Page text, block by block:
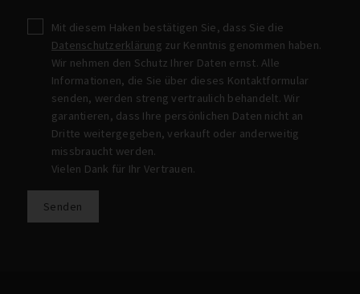
Mit diesem Haken bestätigen Sie, dass Sie die
Datenschutzerklärung zur Kenntnis genommen haben.
Wir nehmen den Schutz Ihrer Daten ernst. Alle
Informationen, die Sie über dieses Kontaktformular
senden, werden streng vertraulich behandelt. Wir
garantieren, dass Ihre persönlichen Daten nicht an
Dritte weitergegeben, verkauft oder anderweitig
missbraucht werden.
Vielen Dank für Ihr Vertrauen.
Senden